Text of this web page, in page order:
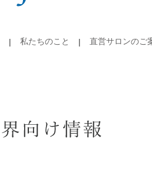
私たちのこと 直営サロンのご